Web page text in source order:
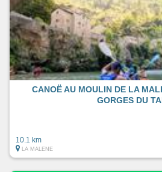
CANOË AU MOULIN DE LA
GORGES DU
10.1 km
LA MALENE